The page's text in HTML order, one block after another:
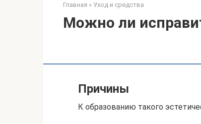
Главная » Уход и средства
Можно ли
Причины
К образованию такого